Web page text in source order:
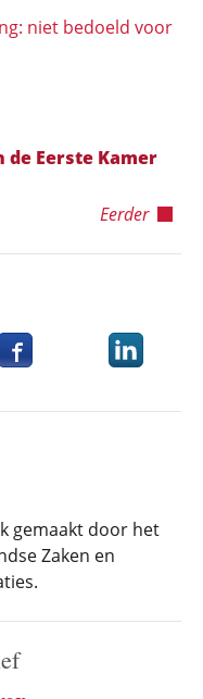
niet bedoeld voor
Eerste Kamer
Eerder
Blueskydit item opDeel dit
gemaakt door het
Zaken en